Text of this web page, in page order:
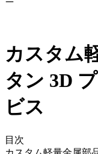
カスタム
タン 3D
ビス
目次